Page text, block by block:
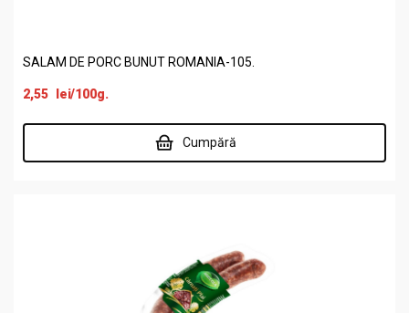
SALAM DE PORC BUNUT ROMANIA-105.
2,55 lei/100g.
Cumpără